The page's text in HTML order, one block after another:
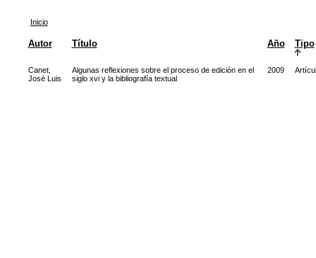
Inicio
Autor Título Año Tipo
Canet,
José Luis
Algunas reflexiones sobre el proceso de edición en el
siglo xvi y la bibliografía textual
2009